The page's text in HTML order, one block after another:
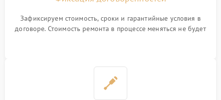
Зафиксируем стоимость, сроки и гарантийные условия в
договоре. Стоимость ремонта в процессе меняться не будет